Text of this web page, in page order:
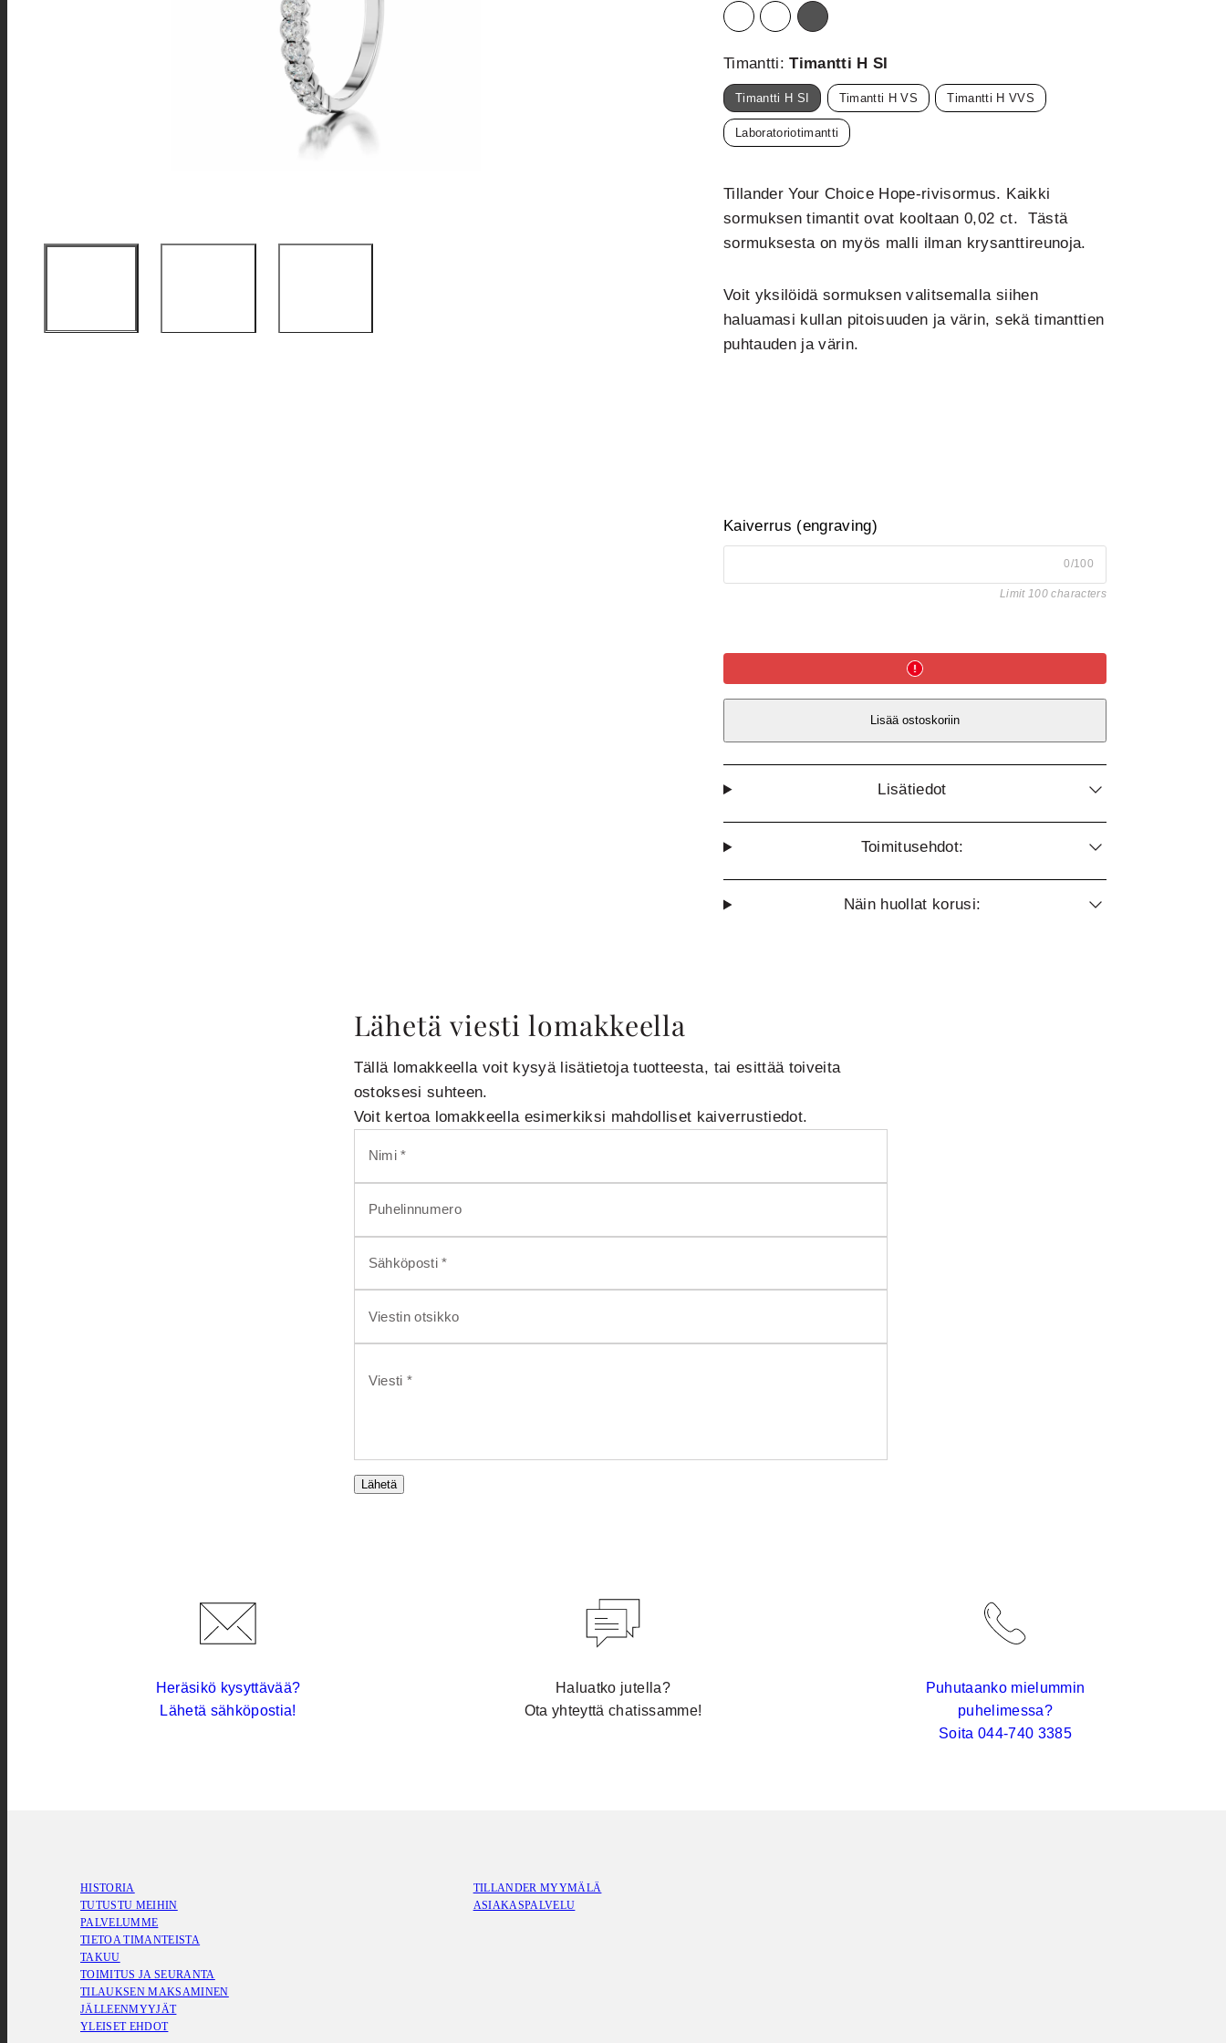
KeltakultaPunakultaValkokulta
Timantti:Timantti H SI
Timantti H SI Timantti H VS Timantti H VVS
Laboratoriotimantti
Tillander Your Choice Hope-rivisormus. Kaikki
sormuksen timantit ovat kooltaan 0,02 ct. Tästä
sormuksesta on myös malli ilman krysanttireunoja.
Voit yksilöidä sormuksen valitsemalla siihen
haluamasi kullan pitoisuuden ja värin, sekä timanttien
puhtauden ja värin.
Kaiverrus (engraving)
0/100
Limit 100 characters
Lisää ostoskoriin
Lisätiedot
Toimitusehdot:
Näin huollat korusi:
Lähetä viesti lomakkeella
Tällä lomakkeella voit kysyä lisätietoja tuotteesta, tai esittää toiveita
ostoksesi suhteen.
Voit kertoa lomakkeella esimerkiksi mahdolliset kaiverrustiedot.
Nimi *
Puhelinnumero
Sähköposti *
Viestin otsikko
Viesti *
Lähetä
Heräsikö kysyttävää?
Lähetä sähköpostia!
Haluatko jutella?
Ota yhteyttä chatissamme!
Puhutaanko mielummin
puhelimessa?
Soita 044-740 3385
HISTORIA
TUTUSTU MEIHIN
PALVELUMME
TIETOA TIMANTEISTA
TAKUU
TOIMITUS JA SEURANTA
TILAUKSEN MAKSAMINEN
JÄLLEENMYYJÄT
YLEISET EHDOT
TILLANDER MYYMÄLÄ
ASIAKASPALVELU